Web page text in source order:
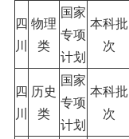
四
川
物理
类
国家
专项
计划
本科批
次
四
川
历史
类
国家
专项
计划
本科批
次